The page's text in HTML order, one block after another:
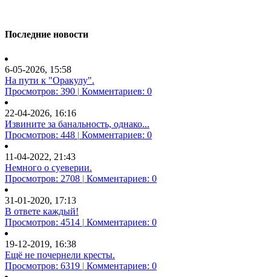
Последние новости
6-05-2026, 15:58
На пути к "Оракулу".
Просмотров: 390 | Комментариев: 0
22-04-2026, 16:16
Извините за банальность, однако...
Просмотров: 448 | Комментариев: 0
11-04-2022, 21:43
Немного о суеверии.
Просмотров: 2708 | Комментариев: 0
31-01-2020, 17:13
В ответе каждый!
Просмотров: 4514 | Комментариев: 0
19-12-2019, 16:38
Ещё не почернели кресты.
Просмотров: 6319 | Комментариев: 0